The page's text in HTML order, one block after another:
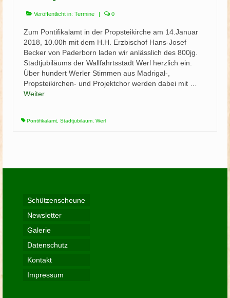
Veröffentlicht in: Termine | 0
Zum Pontifikalamt in der Propsteikirche am 14.Januar
2018, 10.00h mit dem H.H. Erzbischof Hans-Josef
Becker von Paderborn laden wir anlässlich des 800jg.
Stadtjubiläums der Wallfahrtsstadt Werl herzlich ein.
Über hundert Werler Stimmen aus Madrigal-,
Propsteikirchen- und Projektchor werden dabei mit …
Weiter
Pontifikalamt Stadtjubiläum Werl
Schützenscheune
Newsletter
Galerie
Datenschutz
Kontakt
Impressum